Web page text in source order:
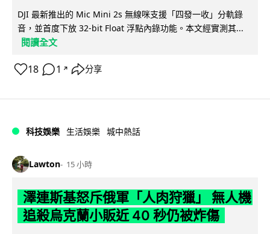
DJI 最新推出的 Mic Mini 2s 無線咪支援「四發一收」分軌錄
音，並首度下放 32-bit Float 浮點內錄功能。本文經實測其...
閱讀全文
18 1 ↗ 分享
科技娛樂 生活娛樂 城中熱話
Lawton 15 小時
澤連斯基怒斥俄軍「人肉狩獵」 無人機
追殺烏克蘭小販近 40 秒仍被炸傷